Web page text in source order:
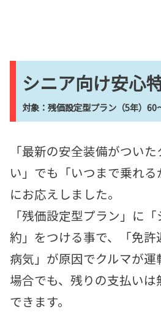
シニア向け安心
対象： 残価設定型プラン（5年） 60
「最新の安全装備がつい
い」でも「いつまで乗れ
にお応えしました。
「残価設定型プラン」に
約」をつける事で、「免許
病気」が原因でクルマが
場合でも、残りの支払いは
できます。